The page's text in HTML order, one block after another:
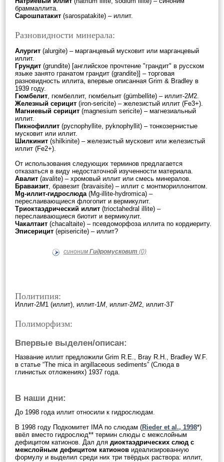
браммаллита.
Сарошпатакит (sarospatakite) – иллит.
Разновидности минерала:
Алургит (alurgite) – марганцевый мусковит или марганцевый
иллит.
Грундит (grundite) [английское прочтение "грандит" в русском
языке занято гранатом грандит (grandite)] – торговая
разновидность иллита, впервые описанная Grim & Bradley в
1939 году.
Гюмбелит, гюмбеллит, гюмбельит (gümbellite) – иллит-2М2.
Железный серицит (iron-sericite) – железистый иллит (Fe3+).
Магниевый серицит (magnesium sericite) – магнезиальный
иллит.
Пикнофиллит (pycnophyllite, pyknophyllit) – тонкозернистые
мусковит или иллит.
Шилкинит (shilkinite) – железистый мусковит или железистый
иллит (Fe2+).
От использования следующих терминов предлагается
отказаться в виду недостаточной изученности материала.
Авалит (avalite) – хромовый иллит или смесь минералов.
Браваизит, бравезит (bravaisite) – иллит с монтмориллонитом.
Mg-иллит-гидрослюда(Mg-illite-hydromica) –
переслаивающиеся флогопит и вермикулит.
Триоктаэдрический иллит (trioctahedral illite) –
переслаивающиеся биотит и вермикулит.
Чакалтаит (chacaltaite) – псевдоморфоза иллита по кордиериту.
Эписерицит (episericite) – иллит?
синоним Гидромусковит (0)
Политипия:
Иллит-2М1 (иллит), иллит-1М, иллит-2М2, иллит-3Т
Полиморфизм:
Впервые выделен/описан:
Название иллит предложили Grim R.E., Bray R.H., Bradley W.F.
в статье “The mica in argillaceous sediments” (Слюда в
глинистых отложениях) 1937 года.
В наши дни:
До 1998 года иллит относили к гидрослюдам.
В 1998 году Подкомитет IMA по слюдам (Rieder et al., 1998*)
ввёл вместо гидрослюд** термин слюды с межслойным
дефицитом катионов. Дал для диоктаэдрических слюд с
межслойным дефицитом катионов идеализированную
формулу и выделил среди них три твёрдых раствора: иллит,